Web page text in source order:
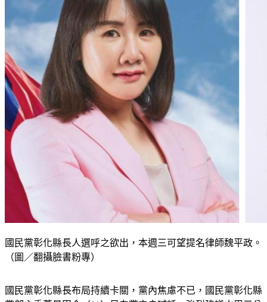
國民黨彰化縣長人選呼之欲出，本週三可望提名律師魏平政。
（圖／翻攝臉書粉專）
國民黨彰化縣長布局持續卡關，黨內焦慮不已，國民黨彰化縣